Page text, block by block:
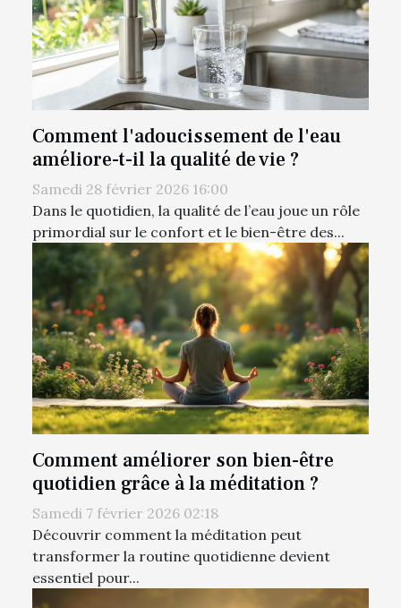
Comment l'adoucissement de l'eau
améliore-t-il la qualité de vie ?
Samedi 28 février 2026 16:00
Dans le quotidien, la qualité de l’eau joue un rôle
primordial sur le confort et le bien-être des...
Comment améliorer son bien-être
quotidien grâce à la méditation ?
Samedi 7 février 2026 02:18
Découvrir comment la méditation peut
transformer la routine quotidienne devient
essentiel pour...